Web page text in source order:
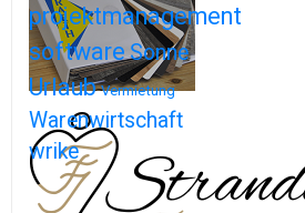
projektmanagement
softwareSonne
Urlaub Vermietung
Warenwirtschaft
wrike